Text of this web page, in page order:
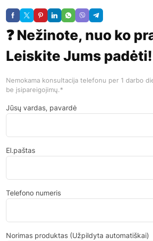
❓ Nežinote, nuo ko
Leiskite Jums padėti!
Nemokama konsultacija telefonu per 1 darbo
be įsipareigojimų.*
Jūsų vardas, pavardė
El.paštas
Telefono numeris
Norimas produktas (Užpildyta automatiškai)